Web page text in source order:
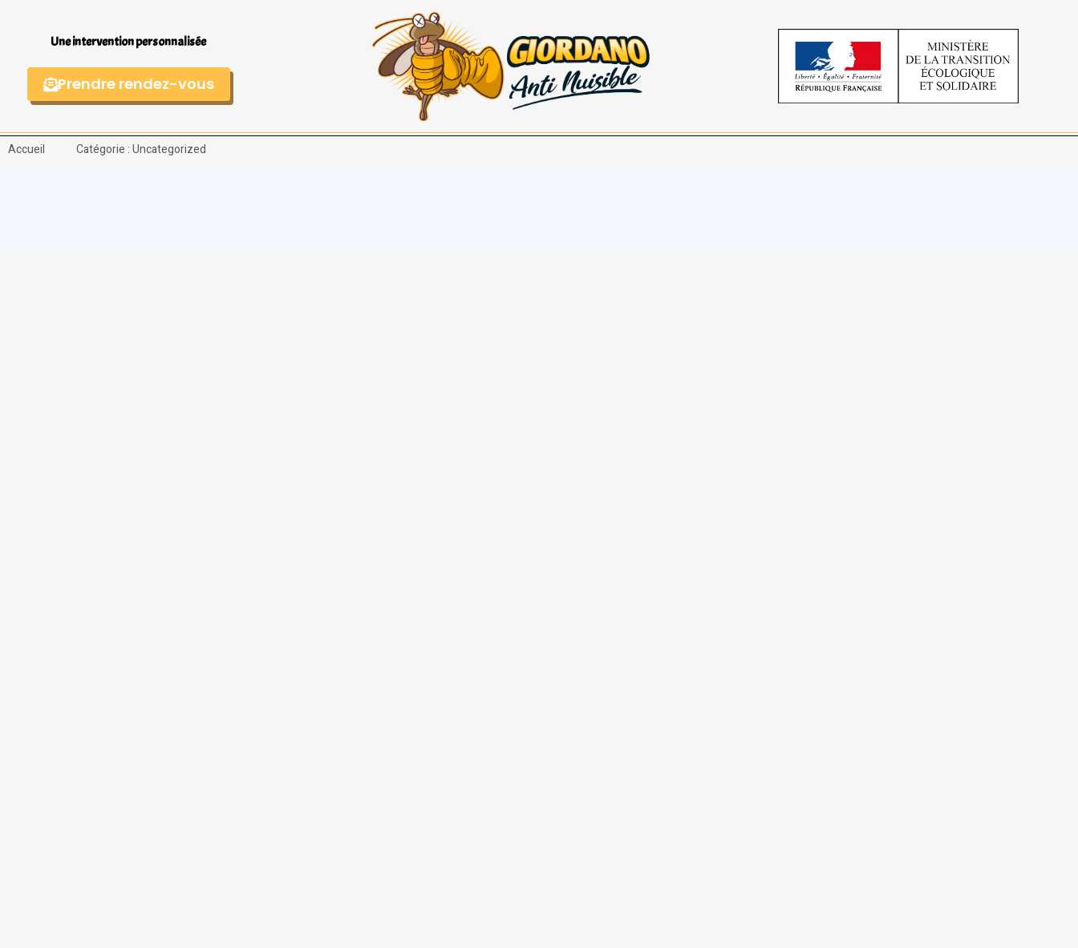
Une intervention personnalisée
Prendre rendez-vous
Accueil Catégorie : Uncategorized